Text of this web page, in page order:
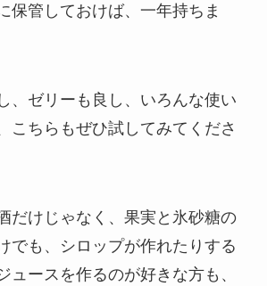
保管しておけば、一年持ちま
、ゼリーも良し、いろんな使い
こちらもぜひ試してみてくださ
だけじゃなく、果実と氷砂糖の
でも、シロップが作れたりする
ュースを作るのが好きな方も、